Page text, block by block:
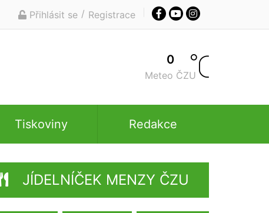
Přihlásit se / Registrace
0
Meteo ČZU
Tiskoviny Redakce
JÍDELNÍČEK MENZY ČZU